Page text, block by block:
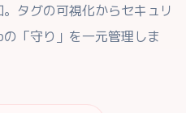
タグの可視化からセキュリ
「守り」を一元管理しま